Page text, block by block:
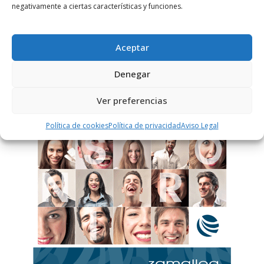
negativamente a ciertas características y funciones.
Aceptar
Denegar
Ver preferencias
Política de cookiesPolítica de privacidadAviso Legal